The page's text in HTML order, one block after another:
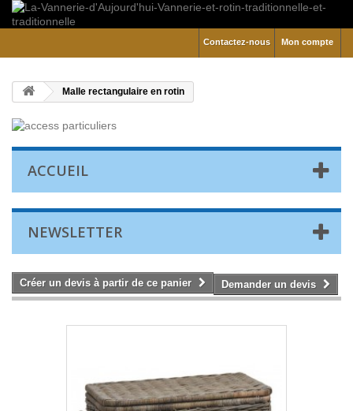
Mon compte
Contactez-nous
Malle rectangulaire en rotin
ACCUEIL
NEWSLETTER
Créer un devis à partir de ce panier Demander un devis